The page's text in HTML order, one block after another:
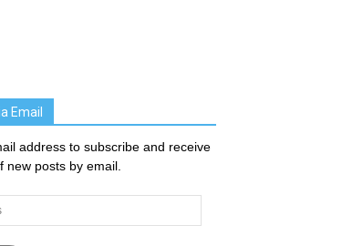
Email
address to subscribe and receive
new posts by email.